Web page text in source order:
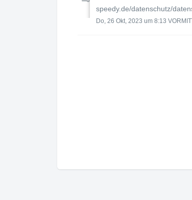
speedy.de/datenschutz/
Do, 26 Okt, 2023 um 8:13